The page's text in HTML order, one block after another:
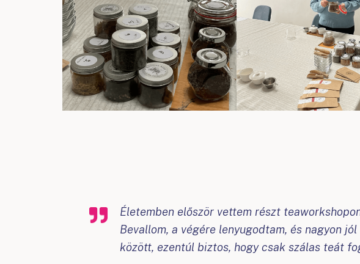
Életemben először vettem részt
Bevallom, a végére lenyugodtam, és nagyon
között, ezentúl biztos, hogy csak szálas teát